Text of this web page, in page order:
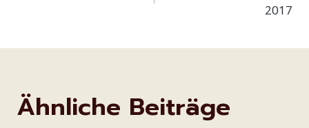
2017
Ähnliche Beiträge